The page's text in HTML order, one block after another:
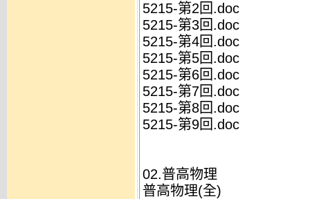
5215-第2回.doc
5215-第3回.doc
5215-第4回.doc
5215-第5回.doc
5215-第6回.doc
5215-第7回.doc
5215-第8回.doc
5215-第9回.doc
02.普高物理
普高物理(全)